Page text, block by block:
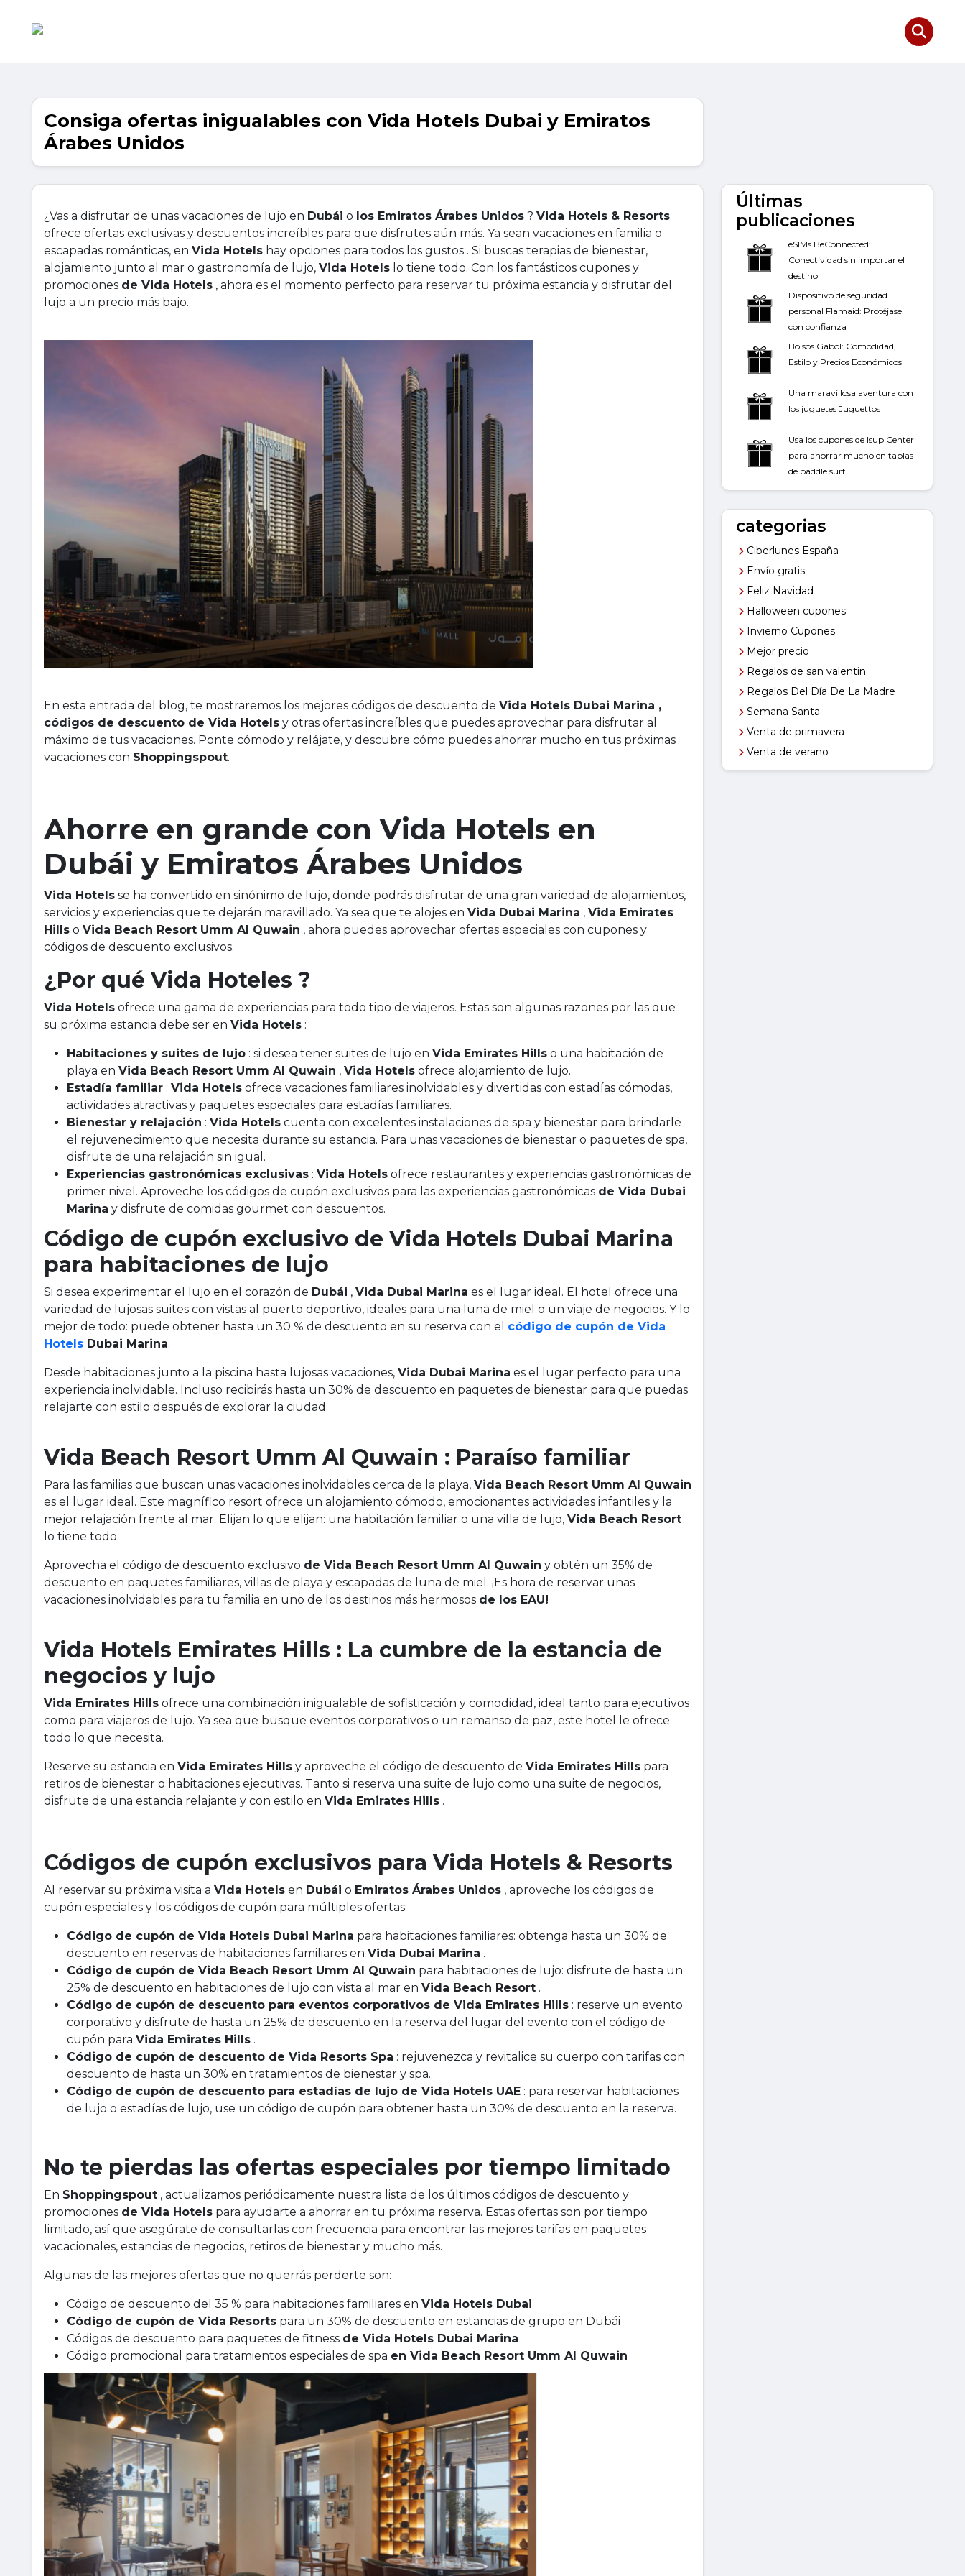
Consiga ofertas inigualables con Vida Hotels Dubai y Emiratos
Árabes Unidos
¿Vas a disfrutar de unas vacaciones de lujo en Dubái o los Emiratos Árabes Unidos ? Vida Hotels & Resorts
ofrece ofertas exclusivas y descuentos increíbles para que disfrutes aún más. Ya sean vacaciones en familia o
escapadas románticas, en Vida Hotels hay opciones para todos los gustos . Si buscas terapias de bienestar,
alojamiento junto al mar o gastronomía de lujo, Vida Hotels lo tiene todo. Con los fantásticos cupones y
promociones de Vida Hotels , ahora es el momento perfecto para reservar tu próxima estancia y disfrutar del
lujo a un precio más bajo.
En esta entrada del blog, te mostraremos los mejores códigos de descuento de Vida Hotels Dubai Marina ,
códigos de descuento de Vida Hotels y otras ofertas increíbles que puedes aprovechar para disfrutar al
máximo de tus vacaciones. Ponte cómodo y relájate, y descubre cómo puedes ahorrar mucho en tus próximas
vacaciones con Shoppingspout.
Ahorre en grande con Vida Hotels en
Dubái y Emiratos Árabes Unidos
Vida Hotels se ha convertido en sinónimo de lujo, donde podrás disfrutar de una gran variedad de alojamientos,
servicios y experiencias que te dejarán maravillado. Ya sea que te alojes en Vida Dubai Marina , Vida Emirates
Hills o Vida Beach Resort Umm Al Quwain , ahora puedes aprovechar ofertas especiales con cupones y
códigos de descuento exclusivos.
¿Por qué Vida Hoteles ?
Vida Hotels ofrece una gama de experiencias para todo tipo de viajeros. Estas son algunas razones por las que
su próxima estancia debe ser en Vida Hotels :
Habitaciones y suites de lujo : si desea tener suites de lujo en Vida Emirates Hills o una habitación de
playa en Vida Beach Resort Umm Al Quwain , Vida Hotels ofrece alojamiento de lujo.
Estadía familiar : Vida Hotels ofrece vacaciones familiares inolvidables y divertidas con estadías cómodas,
actividades atractivas y paquetes especiales para estadías familiares.
Bienestar y relajación : Vida Hotels cuenta con excelentes instalaciones de spa y bienestar para brindarle
el rejuvenecimiento que necesita durante su estancia. Para unas vacaciones de bienestar o paquetes de spa,
disfrute de una relajación sin igual.
Experiencias gastronómicas exclusivas : Vida Hotels ofrece restaurantes y experiencias gastronómicas de
primer nivel. Aproveche los códigos de cupón exclusivos para las experiencias gastronómicas de Vida Dubai
Marina y disfrute de comidas gourmet con descuentos.
Código de cupón exclusivo de Vida Hotels Dubai Marina
para habitaciones de lujo
Si desea experimentar el lujo en el corazón de Dubái , Vida Dubai Marina es el lugar ideal. El hotel ofrece una
variedad de lujosas suites con vistas al puerto deportivo, ideales para una luna de miel o un viaje de negocios. Y lo
mejor de todo: puede obtener hasta un 30 % de descuento en su reserva con el código de cupón de Vida
Hotels Dubai Marina.
Desde habitaciones junto a la piscina hasta lujosas vacaciones, Vida Dubai Marina es el lugar perfecto para una
experiencia inolvidable. Incluso recibirás hasta un 30% de descuento en paquetes de bienestar para que puedas
relajarte con estilo después de explorar la ciudad.
Vida Beach Resort Umm Al Quwain : Paraíso familiar
Para las familias que buscan unas vacaciones inolvidables cerca de la playa, Vida Beach Resort Umm Al Quwain
es el lugar ideal. Este magnífico resort ofrece un alojamiento cómodo, emocionantes actividades infantiles y la
mejor relajación frente al mar. Elijan lo que elijan: una habitación familiar o una villa de lujo, Vida Beach Resort
lo tiene todo.
Aprovecha el código de descuento exclusivo de Vida Beach Resort Umm Al Quwain y obtén un 35% de
descuento en paquetes familiares, villas de playa y escapadas de luna de miel. ¡Es hora de reservar unas
vacaciones inolvidables para tu familia en uno de los destinos más hermosos de los EAU!
Vida Hotels Emirates Hills : La cumbre de la estancia de
negocios y lujo
Vida Emirates Hills ofrece una combinación inigualable de sofisticación y comodidad, ideal tanto para ejecutivos
como para viajeros de lujo. Ya sea que busque eventos corporativos o un remanso de paz, este hotel le ofrece
todo lo que necesita.
Reserve su estancia en Vida Emirates Hills y aproveche el código de descuento de Vida Emirates Hills para
retiros de bienestar o habitaciones ejecutivas. Tanto si reserva una suite de lujo como una suite de negocios,
disfrute de una estancia relajante y con estilo en Vida Emirates Hills .
Códigos de cupón exclusivos para Vida Hotels & Resorts
Al reservar su próxima visita a Vida Hotels en Dubái o Emiratos Árabes Unidos , aproveche los códigos de
cupón especiales y los códigos de cupón para múltiples ofertas:
Código de cupón de Vida Hotels Dubai Marina para habitaciones familiares: obtenga hasta un 30% de
descuento en reservas de habitaciones familiares en Vida Dubai Marina .
Código de cupón de Vida Beach Resort Umm Al Quwain para habitaciones de lujo: disfrute de hasta un
25% de descuento en habitaciones de lujo con vista al mar en Vida Beach Resort .
Código de cupón de descuento para eventos corporativos de Vida Emirates Hills : reserve un evento
corporativo y disfrute de hasta un 25% de descuento en la reserva del lugar del evento con el código de
cupón para Vida Emirates Hills .
Código de cupón de descuento de Vida Resorts Spa : rejuvenezca y revitalice su cuerpo con tarifas con
descuento de hasta un 30% en tratamientos de bienestar y spa.
Código de cupón de descuento para estadías de lujo de Vida Hotels UAE : para reservar habitaciones
de lujo o estadías de lujo, use un código de cupón para obtener hasta un 30% de descuento en la reserva.
No te pierdas las ofertas especiales por tiempo limitado
En Shoppingspout , actualizamos periódicamente nuestra lista de los últimos códigos de descuento y
promociones de Vida Hotels para ayudarte a ahorrar en tu próxima reserva. Estas ofertas son por tiempo
limitado, así que asegúrate de consultarlas con frecuencia para encontrar las mejores tarifas en paquetes
vacacionales, estancias de negocios, retiros de bienestar y mucho más.
Algunas de las mejores ofertas que no querrás perderte son:
Código de descuento del 35 % para habitaciones familiares en Vida Hotels Dubai
Código de cupón de Vida Resorts para un 30% de descuento en estancias de grupo en Dubái
Códigos de descuento para paquetes de fitness de Vida Hotels Dubai Marina
Código promocional para tratamientos especiales de spa en Vida Beach Resort Umm Al Quwain
Últimas
publicaciones
eSIMs BeConnected:
Conectividad sin importar el
destino
Dispositivo de seguridad
personal Flamaid: Protéjase
con confianza
Bolsos Gabol: Comodidad,
Estilo y Precios Económicos
Una maravillosa aventura con
los juguetes Juguettos
Usa los cupones de Isup Center
para ahorrar mucho en tablas
de paddle surf
categorias
Ciberlunes España
Envío gratis
Feliz Navidad
Halloween cupones
Invierno Cupones
Mejor precio
Regalos de san valentin
Regalos Del Día De La Madre
Semana Santa
Venta de primavera
Venta de verano